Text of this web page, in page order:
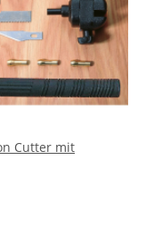
Cutter mit